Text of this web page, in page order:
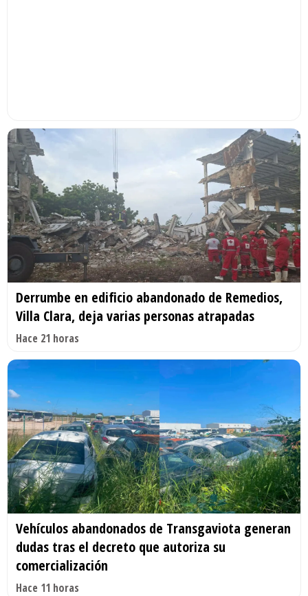
Derrumbe en edificio abandonado de Remedios,
Villa Clara, deja varias personas atrapadas
Hace 21 horas
Vehículos abandonados de Transgaviota generan
dudas tras el decreto que autoriza su
comercialización
Hace 11 horas